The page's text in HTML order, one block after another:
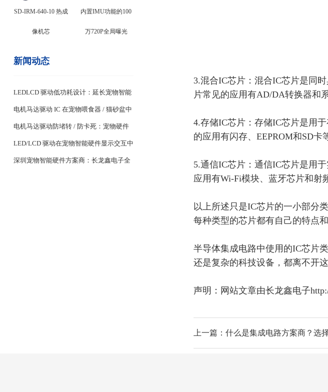
SD-IRM-640-10 热成
像机芯
内置IMU功能的100
万720P全局曝光
新闻动态
LEDLCD 驱动低功耗设计：延长宠物智能
设备续航关键
电机马达驱动 IC 在宠物喂食器 / 猫砂盆中
的稳定控制设计
电机马达驱动防堵转 / 防卡死：宠物硬件
耐用性核心
LED/LCD 驱动在宠物智能硬件显示交互中
的应用
深圳宠物智能硬件方案商：长龙鑫电子全
3.混合IC芯片：混合IC芯片是同
片常见的应用有AD/DA转换器和
4.存储IC芯片：存储IC芯片是用
的应用有闪存、EEPROM和SD卡
5.通信IC芯片：通信IC芯片是用
应用有Wi-Fi模块、蓝牙芯片和射
以上所述只是IC芯片的一小部分类
每种类型的芯片都有自己的特点
半导体集成电路中使用的IC芯片
还是复杂的科技设备，都离不开
声明：网站文章由长龙鑫电子
上一篇：什么是集成电路方案商？选